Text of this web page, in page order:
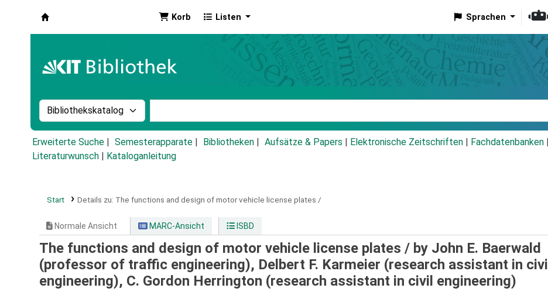
Korb Listen Sprachen
Suche im Katalog nach:
Erweiterte Suche Semesterapparate Bibliotheken Aufsätze & Papers Elektronische Zeitschriften Fachdatenbanken
Literaturwunsch
Kataloganleitung
Start Details zu: The functions and design of motor vehicle license plates /
Normale Ansicht MARC-Ansicht ISBD
The functions and design of motor vehicle license plates / by John E. Baerwald
(professor of traffic engineering), Delbert F. Karmeier (research assistant in civil
engineering), C. Gordon Herrington (research assistant in civil engineering)